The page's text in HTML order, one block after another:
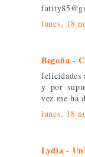
lunes, 18
Begoña -
felicidades
y por
vez me ha
lunes, 18
Lydia -